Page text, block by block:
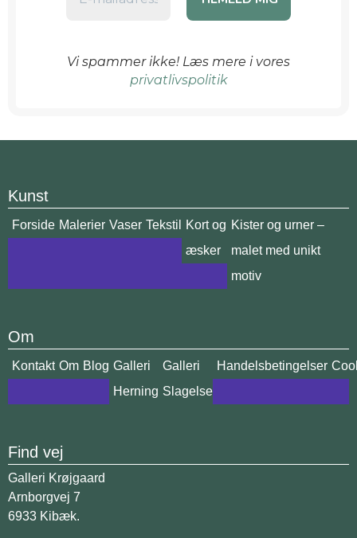
Vi spammer ikke! Læs mere i vores
privatlivspolitik
Kunst
Forside Malerier Vaser Tekstil
Kort og
æsker
Kister og urner –
malet med unikt
motiv
Om
Kontakt Om Blog Galleri
Herning
Galleri
Slagelse
Handelsbetingelser
Find vej
Galleri Krøjgaard
Arnborgvej 7
6933 Kibæk.